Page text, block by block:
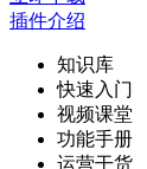
插件介绍
知识库
快速入门
视频课堂
功能手册
运营干货